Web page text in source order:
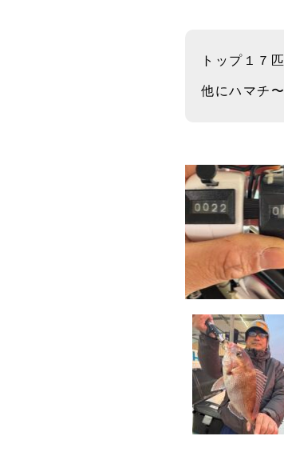
トップ１７
他にハマチ